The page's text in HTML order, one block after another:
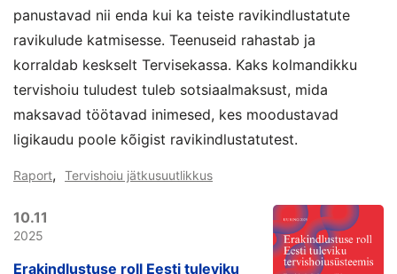
panustavad nii enda kui ka teiste ravikindlustatute
ravikulude katmisesse. Teenuseid rahastab ja
korraldab keskselt Tervisekassa. Kaks kolmandikku
tervishoiu tuludest tuleb sotsiaalmaksust, mida
maksavad töötavad inimesed, kes moodustavad
ligikaudu poole kõigist ravikindlustatutest.
Raport, Tervishoiu jätkusuutlikkus
10.11
2025
Erakindlustuse roll Eesti tuleviku